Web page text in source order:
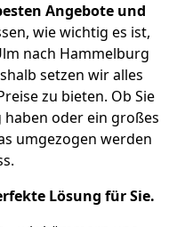
Angebote und
wie wichtig es ist,
nach Hammelburg
setzen wir alles
zu bieten. Ob Sie
oder ein großes
umgezogen werden
Lösung für Sie.